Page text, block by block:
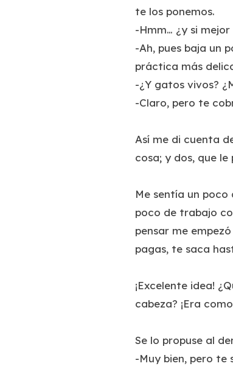
te los ponemos.
-Hmm… ¿y si
-Ah, pues baja un
práctica más
-¿Y gatos vivos?
-Claro, pero te
Así me di cuenta
cosa; y dos, que le
Me sentía un
poco de trabajo
pensar me
pagas, te saca
¡Excelente idea!
cabeza? ¡Era
Se lo propuse al
-Muy bien, pero te